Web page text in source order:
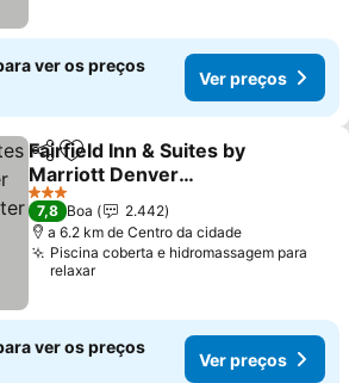
ver os preços
Ver preços
PartilharAdicionar aos favoritos
Fairfield Inn & Suites by
Marriott Denver
Aurora/Medical Center
3 Estrelas
7,8 Boa
2.442
a 6.2 km de Centro da cidade
Piscina coberta e hidromassagem para
relaxar
ver os preços
Ver preços